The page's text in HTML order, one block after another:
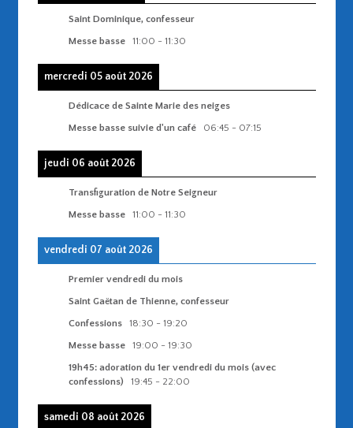
Saint Dominique, confesseur
Messe basse
11:00 - 11:30
mercredi 05 août 2026
Dédicace de Sainte Marie des neiges
Messe basse suivie d'un café
06:45 - 07:15
jeudi 06 août 2026
Transfiguration de Notre Seigneur
Messe basse
11:00 - 11:30
vendredi 07 août 2026
Premier vendredi du mois
Saint Gaëtan de Thienne, confesseur
Confessions
18:30 - 19:20
Messe basse
19:00 - 19:30
19h45: adoration du 1er vendredi du mois (avec
confessions)
19:45 - 22:00
samedi 08 août 2026